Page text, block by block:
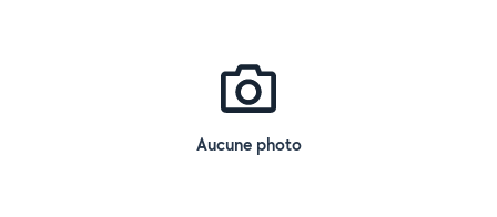
Aucune photo